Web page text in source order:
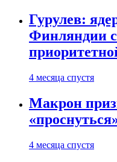
Гурулев:
Финляндии
4 месяца спустя
Макрон
4 месяца спустя